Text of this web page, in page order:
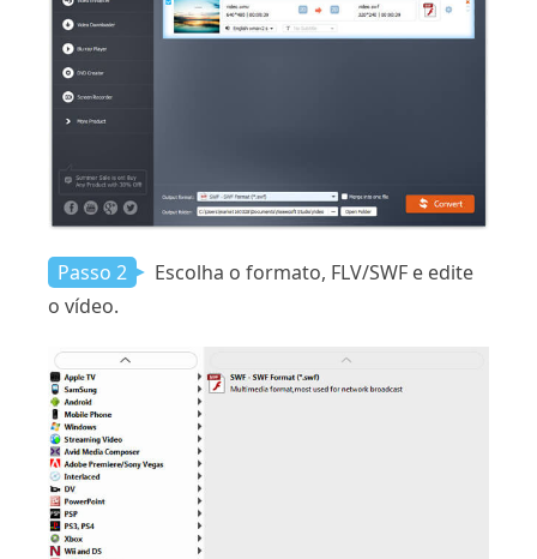
Passo 2
Escolha o formato, FLV/SWF e edite
o vídeo.